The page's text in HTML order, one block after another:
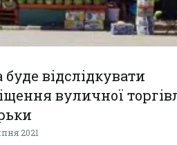
відслідкувати
вуличної
2021